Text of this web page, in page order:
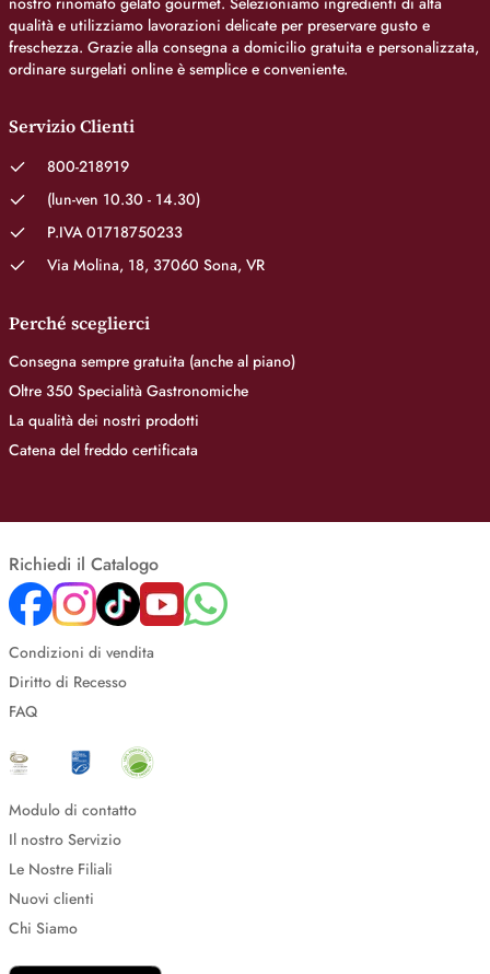
qualità e utilizziamo lavorazioni delicate per preservare gusto e
freschezza. Grazie alla consegna a domicilio gratuita e personalizzata,
ordinare surgelati online è semplice e conveniente.
Servizio Clienti
800-218919
(lun-ven 10.30 - 14.30)
P.IVA 01718750233
Via Molina, 18, 37060 Sona, VR
Perché sceglierci
Consegna sempre gratuita (anche al piano)
Oltre 350 Specialità Gastronomiche
La qualità dei nostri prodotti
Catena del freddo certificata
Richiedi il Catalogo
Condizioni di vendita
Diritto di Recesso
FAQ
Modulo di contatto
Il nostro Servizio
Le Nostre Filiali
Nuovi clienti
Chi Siamo